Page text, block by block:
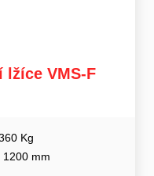
VMS-F
Kg
1200 mm